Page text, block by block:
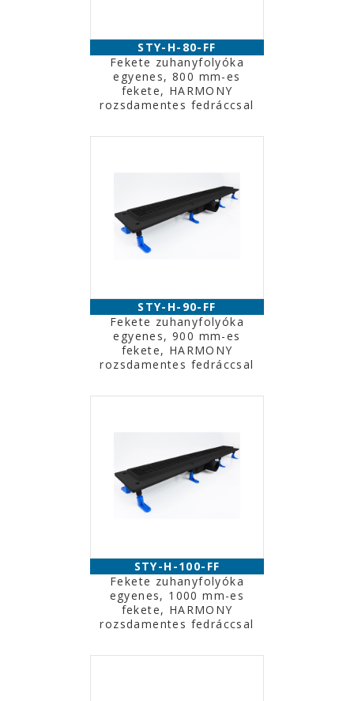
STY-H-80-FF
Fekete zuhanyfolyóka
egyenes, 800 mm-es
fekete, HARMONY
rozsdamentes fedráccsal
STY-H-90-FF
Fekete zuhanyfolyóka
egyenes, 900 mm-es
fekete, HARMONY
rozsdamentes fedráccsal
STY-H-100-FF
Fekete zuhanyfolyóka
egyenes, 1000 mm-es
fekete, HARMONY
rozsdamentes fedráccsal